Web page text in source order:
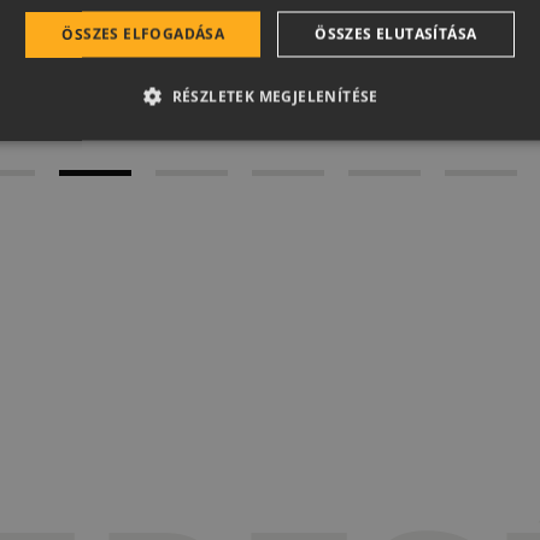
ÖSSZES ELFOGADÁSA ÖSSZES ELUTASÍTÁSA
RÉSZLETEK MEGJELENÍTÉSE